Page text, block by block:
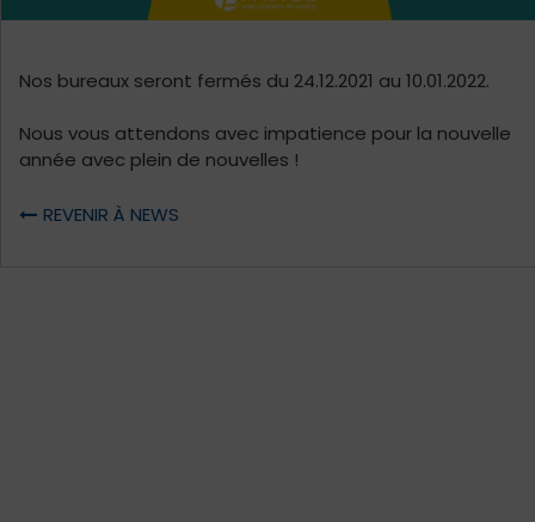
Nos bureaux seront fermés du 24.12.2021 au 10.01.2022.
Nous vous attendons avec impatience pour la nouvelle
année avec plein de nouvelles !
REVENIR À NEWS